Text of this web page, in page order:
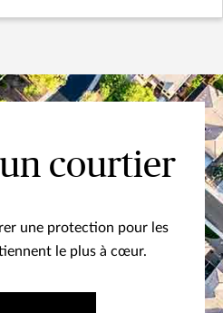
courtier
une protection pour les
le plus à cœur.